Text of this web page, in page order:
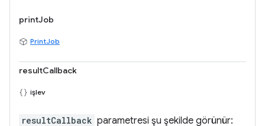
printJob
PrintJob
resultCallback
işlev
resultCallback parametresi şu şekilde görünür: